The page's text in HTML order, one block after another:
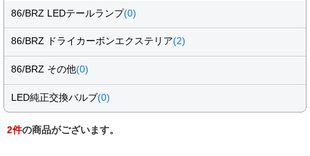
86/BRZ LEDテールランプ(0)
86/BRZ ドライカーボンエクステリア(2)
86/BRZ その他(0)
LED純正交換バルブ(0)
2件の商品がございます。